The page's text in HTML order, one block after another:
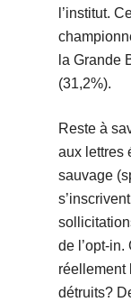
l’institut.
la Grande
(31,2%).
Reste à
aux lettres
sauvage
de l’opt-
réellement
détruits?